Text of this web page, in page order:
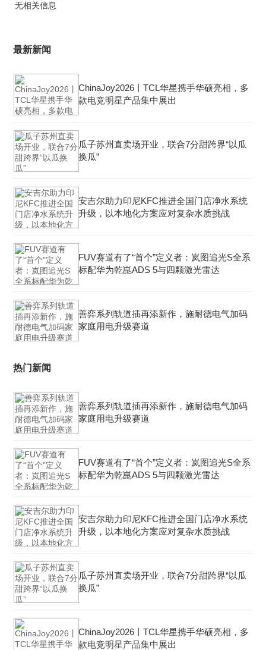
无相关信息
最新新闻
ChinaJoy2026丨TCL华星携手华硕亮相，多
款电竞明星产品集中展出
瓜子苏州直卖场开业，联合7分甜跨界“以瓜
换瓜”
安吉尔助力印尼KFC推进全国门店净水系统
升级，以本地化方案应对复杂水质挑战
FUV赛道有了“首个”定义者：岚图追光S全系
标配华为乾崑ADS 5与四颗激光雷达
善弈系列轨道插再添新作，施耐德电气加码
家庭用电升级赛道
热门新闻
善弈系列轨道插再添新作，施耐德电气加码
家庭用电升级赛道
FUV赛道有了“首个”定义者：岚图追光S全系
标配华为乾崑ADS 5与四颗激光雷达
安吉尔助力印尼KFC推进全国门店净水系统
升级，以本地化方案应对复杂水质挑战
瓜子苏州直卖场开业，联合7分甜跨界“以瓜
换瓜”
ChinaJoy2026丨TCL华星携手华硕亮相，多
款电竞明星产品集中展出